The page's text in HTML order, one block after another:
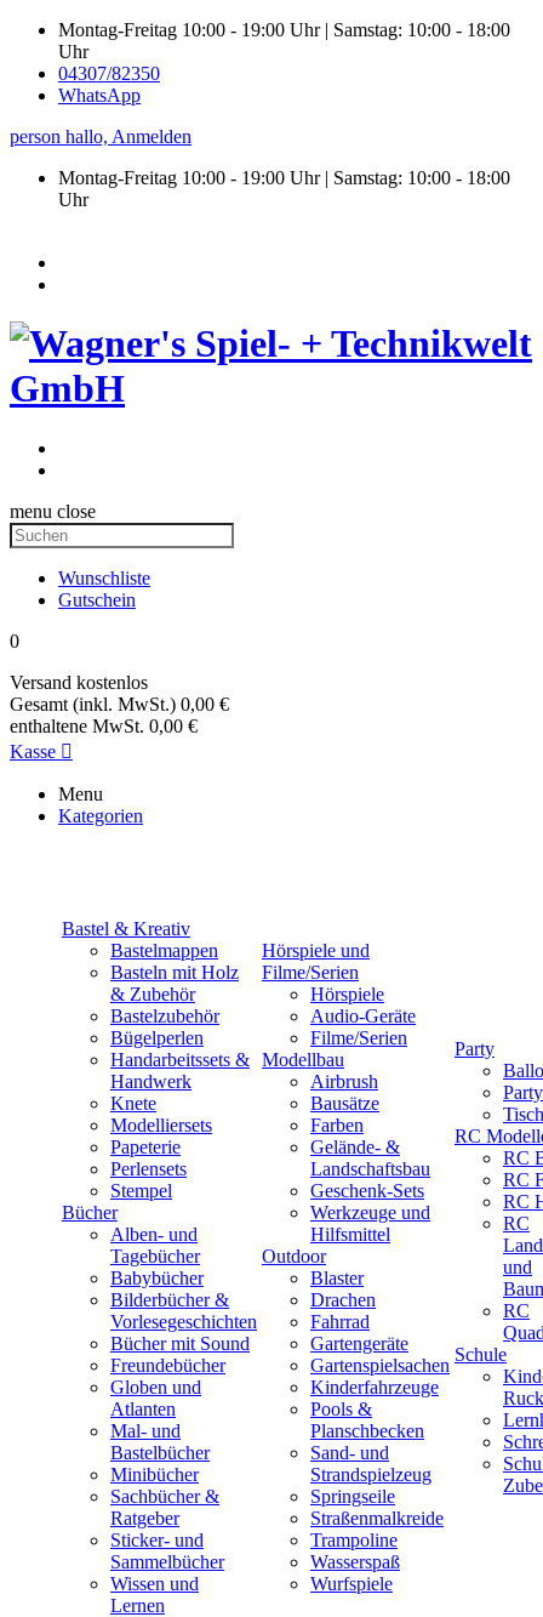
Montag-Freitag 10:00 - 19:00 Uhr | Samstag: 10:00 - 18:00
Uhr
04307/82350
WhatsApp
person hallo, Anmelden
Montag-Freitag 10:00 - 19:00 Uhr | Samstag: 10:00 - 18:00
Uhr
menu close
Wunschliste
Gutschein
0
Versand kostenlos
Gesamt (inkl. MwSt.) 0,00 €
enthaltene MwSt. 0,00 €
Kasse 
Menu
Kategorien
Bastel & Kreativ
Bastelmappen
Basteln mit Holz
& Zubehör
Bastelzubehör
Bügelperlen
Handarbeitssets &
Handwerk
Knete
Modelliersets
Papeterie
Perlensets
Stempel
Bücher
Alben- und
Tagebücher
Babybücher
Bilderbücher &
Vorlesegeschichten
Bücher mit Sound
Freundebücher
Globen und
Atlanten
Mal- und
Bastelbücher
Minibücher
Sachbücher &
Ratgeber
Sticker- und
Sammelbücher
Wissen und
Lernen
Hörspiele und
Filme/Serien
Hörspiele
Audio-Geräte
Filme/Serien
Modellbau
Airbrush
Bausätze
Farben
Gelände- &
Landschaftsbau
Geschenk-Sets
Werkzeuge und
Hilfsmittel
Outdoor
Blaster
Drachen
Fahrrad
Gartengeräte
Gartenspielsachen
Kinderfahrzeuge
Pools &
Planschbecken
Sand- und
Strandspielzeug
Springseile
Straßenmalkreide
Trampoline
Wasserspaß
Wurfspiele
Party
RC
RC
RC
RC
RC
und
RC
Schule